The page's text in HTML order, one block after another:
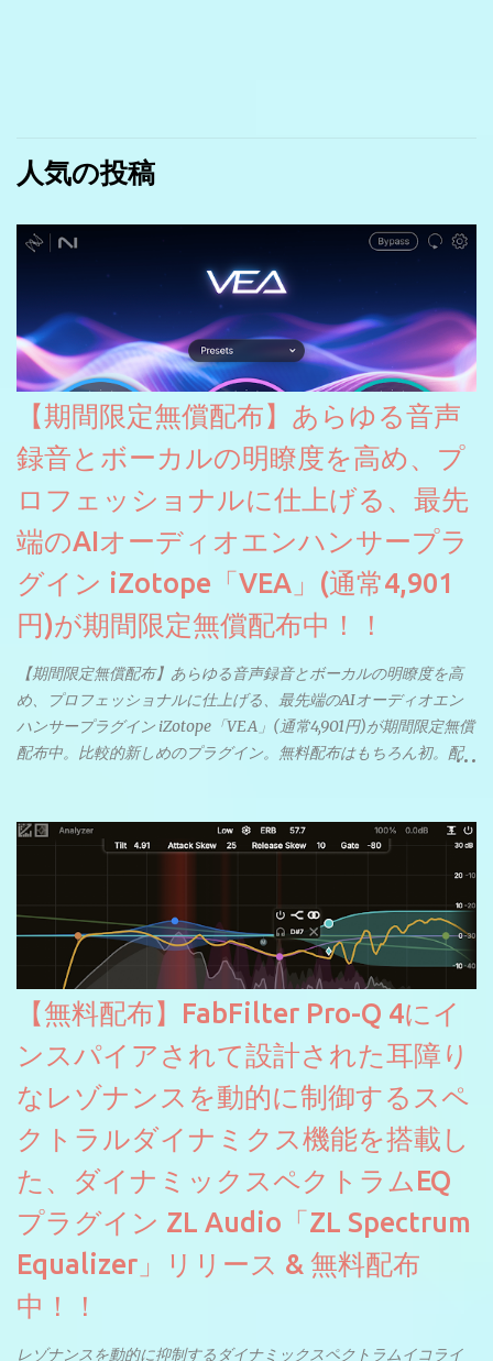
人気の投稿
【期間限定無償配布】あらゆる音声
録音とボーカルの明瞭度を高め、プ
ロフェッショナルに仕上げる、最先
端のAIオーディオエンハンサープラ
グイン iZotope「VEA」(通常4,901
円)が期間限定無償配布中！！
【期間限定無償配布】あらゆる音声録音とボーカルの明瞭度を高
め、プロフェッショナルに仕上げる、最先端のAIオーディオエン
ハンサープラグイン iZotope「VEA」(通常4,901円)が期間限定無償
配布中。比較的新しめのプラグイン。無料配布はもちろん初。配
【無料配布】FabFilter Pro-Q 4にイ
ンスパイアされて設計された耳障り
なレゾナンスを動的に制御するスペ
クトラルダイナミクス機能を搭載し
た、ダイナミックスペクトラムEQ
プラグイン ZL Audio「ZL Spectrum
Equalizer」リリース & 無料配布
中！！
レゾナンスを動的に抑制するダイナミックスペクトラムイコライ